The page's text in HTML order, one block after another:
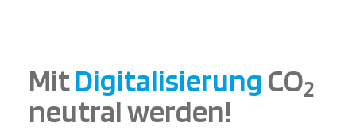
MitDigitalisierungCO2
neutral werden!